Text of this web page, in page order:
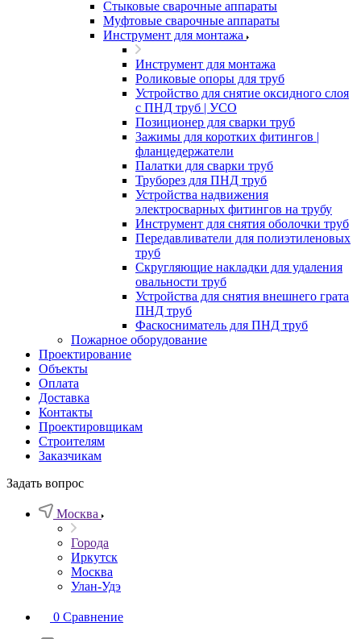
Стыковые сварочные аппараты
Муфтовые сварочные аппараты
Инструмент для монтажа
Инструмент для монтажа
Роликовые опоры для труб
Устройство для снятие оксидного слоя
с ПНД труб | УСО
Позиционер для сварки труб
Зажимы для коротких фитингов |
фланцедержатели
Палатки для сварки труб
Труборез для ПНД труб
Устройства надвижения
электросварных фитингов на трубу
Инструмент для снятия оболочки труб
Передавливатели для полиэтиленовых
труб
Скругляющие накладки для удаления
овальности труб
Устройства для снятия внешнего грата
ПНД труб
Фаскосниматель для ПНД труб
Пожарное оборудование
Проектирование
Объекты
Оплата
Доставка
Контакты
Проектировщикам
Строителям
Заказчикам
Задать вопрос
Москва
Города
Иркутск
Москва
Улан-Удэ
0 Сравнение